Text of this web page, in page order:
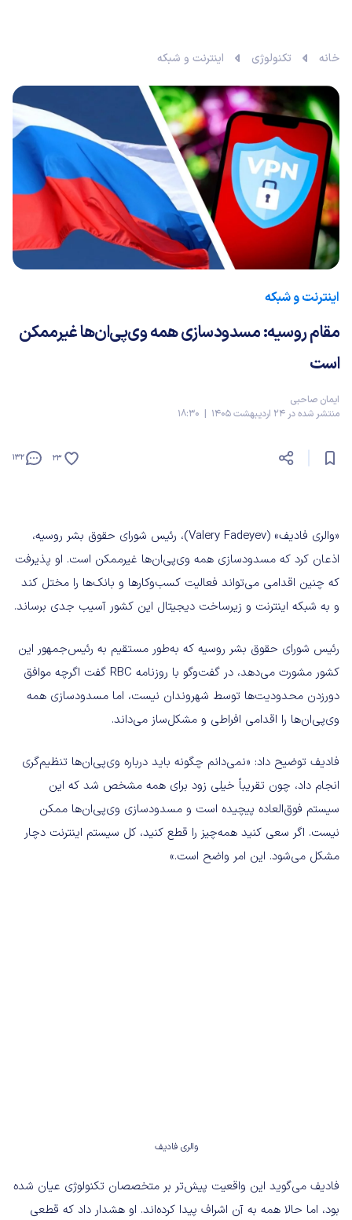
خانه تکنولوژی اینترنت و شبکه
اینترنت و شبکه
مقام روسیه: مسدودسازی همه وی‌پی‌ان‌ها غیرممکن
است
ایمان صاحبی
منتشر شده در 24 اردیبهشت 1405 | 18:30
132 23
«والری فادیف» (Valery Fadeyev)، رئیس شورای حقوق بشر روسیه،
اذعان کرد که مسدودسازی همه وی‌پی‌ان‌ها غیرممکن است. او پذیرفت
که چنین اقدامی می‌تواند فعالیت کسب‌وکارها و بانک‌ها را مختل کند
و به شبکه اینترنت و زیرساخت دیجیتال این کشور آسیب جدی برساند.
رئیس شورای حقوق بشر روسیه که به‌طور مستقیم به رئیس‌جمهور این
کشور مشورت می‌دهد، در گفت‌وگو با روزنامه RBC گفت اگرچه موافق
دورزدن محدودیت‌ها توسط شهروندان نیست، اما مسدودسازی همه
وی‌پی‌ان‌ها را اقدامی افراطی و مشکل‌ساز می‌داند.
فادیف توضیح داد: «نمی‌دانم چگونه باید درباره وی‌پی‌ان‌ها تنظیم‌گری
انجام داد، چون تقریباً خیلی زود برای همه مشخص شد که این
سیستم فوق‌العاده پیچیده است و مسدودسازی وی‌پی‌ان‌ها ممکن
نیست. اگر سعی کنید همه‌چیز را قطع کنید، کل سیستم اینترنت دچار
مشکل می‌شود. این امر واضح است.»
والری فادیف
فادیف می‌گوید این واقعیت پیش‌تر بر متخصصان تکنولوژی عیان شده
بود، اما حالا همه به آن اشراف پیدا کرده‌اند. او هشدار داد که قطعی